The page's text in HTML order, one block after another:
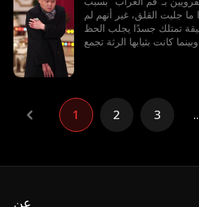
ما جلبت القلق، غير أنهم لم
تمتلك جسدًا يجلب الحظ
كانت بثيابها الرثة تجمع
تتدفق: الزهور تتفتح فجأة،
حيويته، لكن ما خفي من
1 2 3
عن